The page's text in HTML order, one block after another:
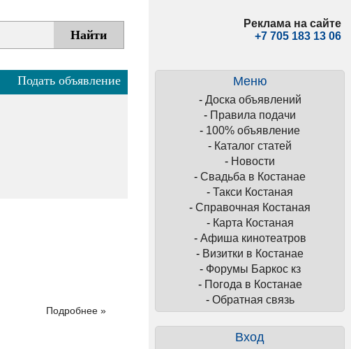
Реклама на сайте
+7 705 183 13 06
Меню
- Доска объявлений
- Правила подачи
- 100% объявление
- Каталог статей
- Новости
- Свадьба в Костанае
- Такси Костаная
- Справочная Костаная
- Карта Костаная
- Афиша кинотеатров
- Визитки в Костанае
- Форумы Баркос кз
- Погода в Костанае
- Обратная связь
Вход
Подать объявление
Подробнее »